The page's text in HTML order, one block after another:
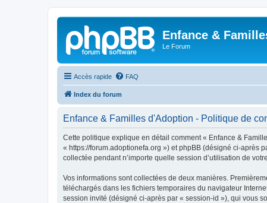
Enfance &
Le Forum
Accès rapide FAQ
Index du forum
Enfance & Familles d'Adoption - Politique de
Cette politique explique en détail comment « Enfance &
« https://forum.adoptionefa.org ») et phpBB (désigné ci-après
collectée pendant n’importe quelle session d’utilisation de
Vos informations sont collectées de deux manières.
téléchargés dans les fichiers temporaires du navigateur
session invité (désigné ci-après par « session-id »), qui vous